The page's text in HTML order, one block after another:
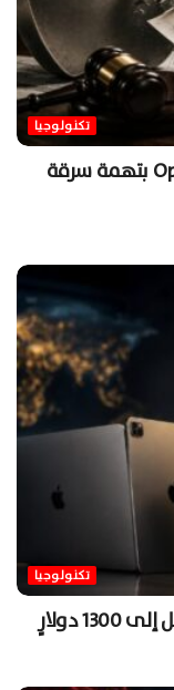
تكنولوجيا
معركة غير مسبوقة.. آبل تقاضي OpenAI بتهمة سرقة
تكنولوجيا
دولارٍ